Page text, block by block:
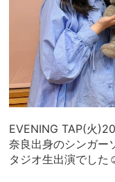
EVENING TAP(火)20
奈良出身のシンガー
タジオ生出演でした